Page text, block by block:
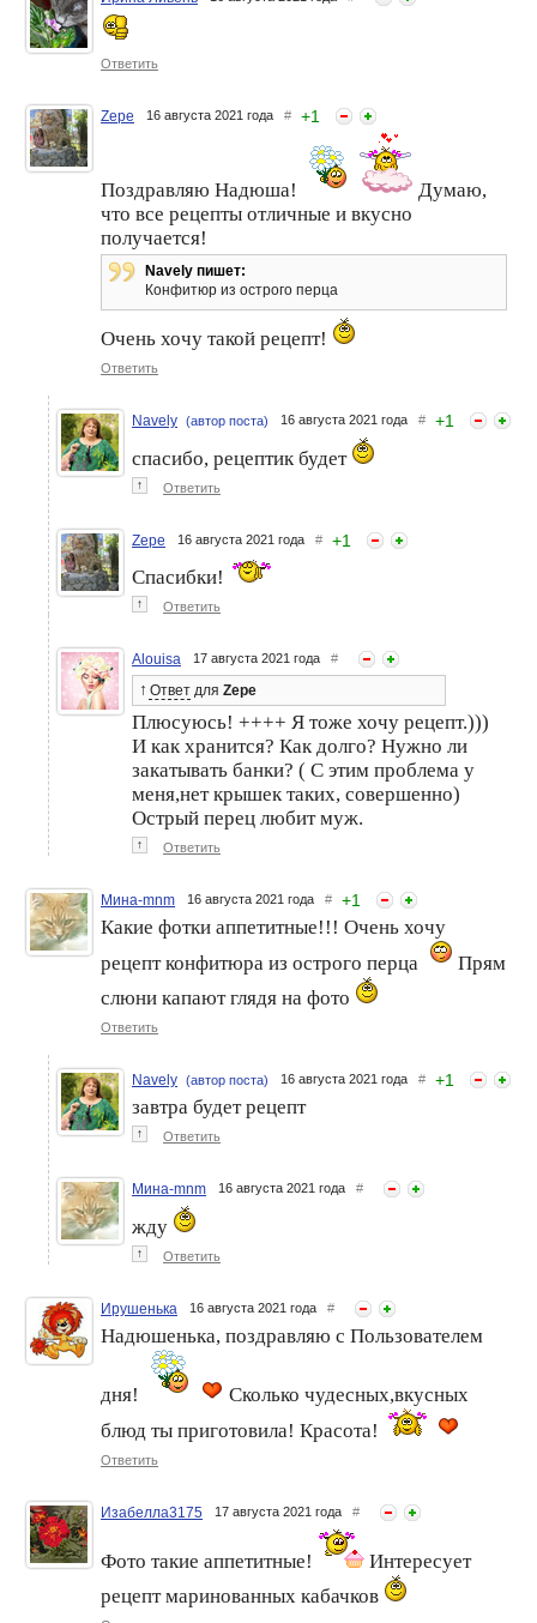
Ответить
Zepe 16 августа 2021 года # +1
Поздравляю Надюша!
Думаю,
что все рецепты отличные и вкусно
получается!
Navely пишет:
Конфитюр из острого перца
Очень хочу такой рецепт!
Ответить
Navely (автор поста) 16 августа 2021 года # +1
спасибо, рецептик будет
↑ Ответить
Zepe 16 августа 2021 года # +1
Спасибки!
↑ Ответить
Alouisa 17 августа 2021 года #
↑ Ответ для Zepe
Плюсуюсь! ++++ Я тоже хочу рецепт.)))
И как хранится? Как долго? Нужно ли
закатывать банки? ( С этим проблема у
меня,нет крышек таких, совершенно)
Острый перец любит муж.
↑ Ответить
Мина-mnm 16 августа 2021 года # +1
Какие фотки аппетитные!!! Очень хочу
рецепт конфитюра из острого перца
Прям
слюни капают глядя на фото
Ответить
Navely (автор поста) 16 августа 2021 года # +1
завтра будет рецепт
↑ Ответить
Мина-mnm 16 августа 2021 года #
жду
↑ Ответить
Ирушенька 16 августа 2021 года #
Надюшенька, поздравляю с Пользователем
дня!
Сколько чудесных,вкусных
блюд ты приготовила! Красота!
Ответить
Изабелла3175 17 августа 2021 года #
Фото такие аппетитные!
Интересует
рецепт маринованных кабачков